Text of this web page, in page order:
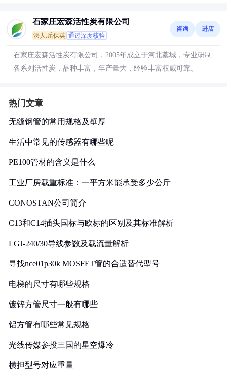
石家庄宏森活性炭有限公司
法人:岳保英 通过深度核验
咨询 进店
石家庄宏森活性炭有限公司，2005年成立于河北藁城，专业研制
各系列活性炭，品种丰富，年产量大，经验丰富权威可靠。
热门文章
无缝钢管的常用规格及壁厚
生活中常见的传感器有哪些呢
PE100管材的含义是什么
工业厂房载重标准：一平方米能承受多少公斤
CONOSTAN公司简介
C13和C14插头国标与欧标的区别及其标准解析
LGJ-240/30导线参数及载流量解析
寻找nce01p30k MOSFET管的合适替代型号
电梯的尺寸有哪些规格
镀锌方管尺寸一般有哪些
铝方管有哪些常见规格
光线传媒参投三国的星空爆冷
横担型号对应重量